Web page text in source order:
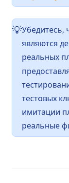
💡Убедитесь,
являются
реальных
тестовых
имитации
реальные